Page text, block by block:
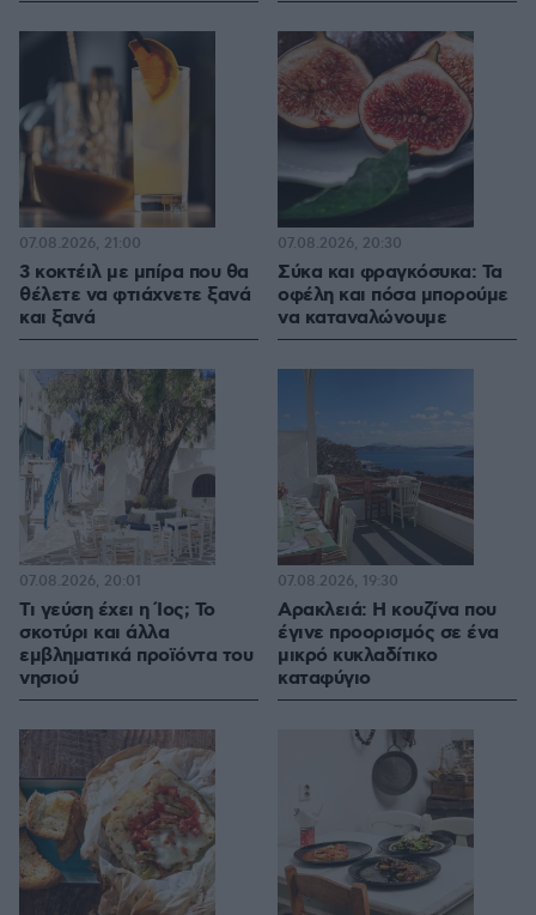
3 κοκτέιλ με μπίρα που θα
θέλετε να φτιάχνετε ξανά
και ξανά
07.08.2026, 21:00
Σύκα και φραγκόσυκα: Τα
οφέλη και πόσα μπορούμε
να καταναλώνουμε
07.08.2026, 20:30
Τι γεύση έχει η Ίος; Το
σκοτύρι και άλλα
εμβληματικά προϊόντα του
νησιού
07.08.2026, 20:01
Αρακλειά: Η κουζίνα που
έγινε προορισμός σε ένα
μικρό κυκλαδίτικο
καταφύγιο
07.08.2026, 19:30